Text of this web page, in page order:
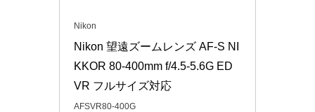
Nikon
Nikon 望遠ズームレンズ AF-S NI
KKOR 80-400mm f/4.5-5.6G ED
VR フルサイズ対応
AFSVR80-400G